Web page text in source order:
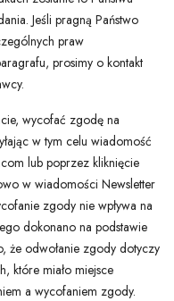
Jeśli pragną Państwo
praw
prosimy o kontakt
wycofać zgodę na
w tym celu wiadomość
lub poprzez kliknięcie
w wiadomości Newsletter
zgody nie wpływa na
dokonano na podstawie
że odwołanie zgody dotyczy
które miało miejsce
a wycofaniem zgody.